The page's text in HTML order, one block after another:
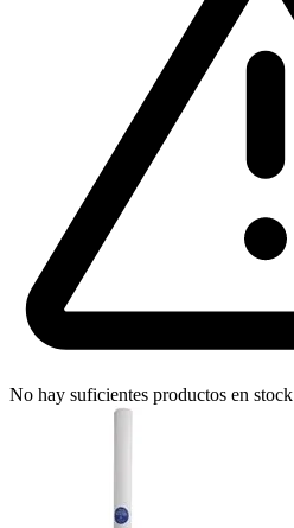
No hay suficientes productos en stock